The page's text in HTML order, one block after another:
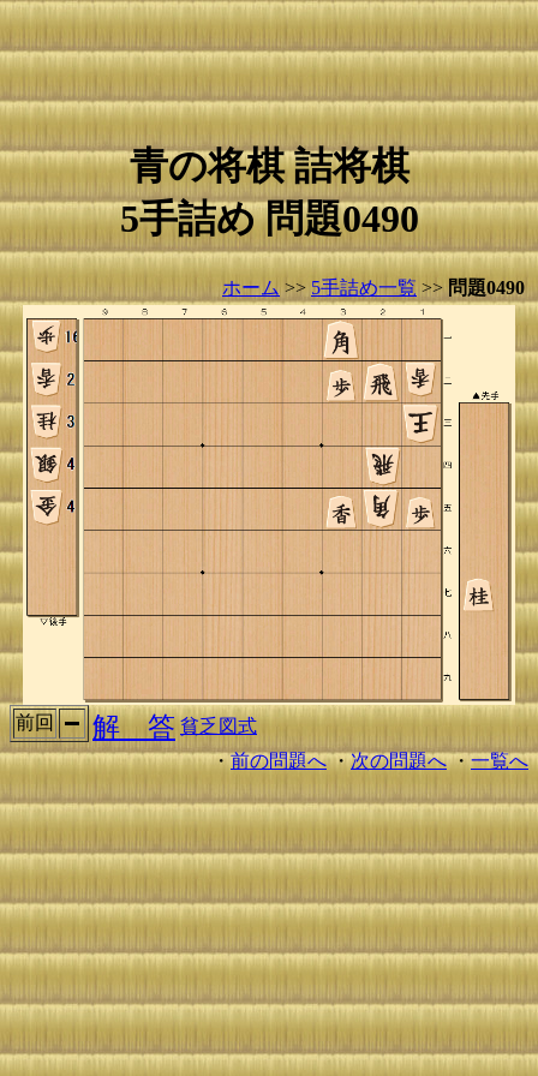
青の将棋 詰将棋
5手詰め 問題0490
ホーム >> 5手詰め一覧 >> 問題0490
前回 解 答 貧乏図式
・前の問題へ・次の問題へ・一覧へ